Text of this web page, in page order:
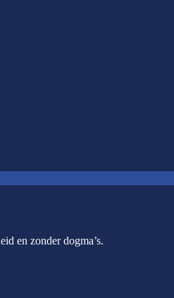
en zonder dogma’s.